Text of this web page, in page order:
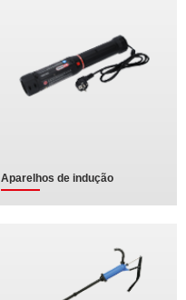
Aparelhos de indução